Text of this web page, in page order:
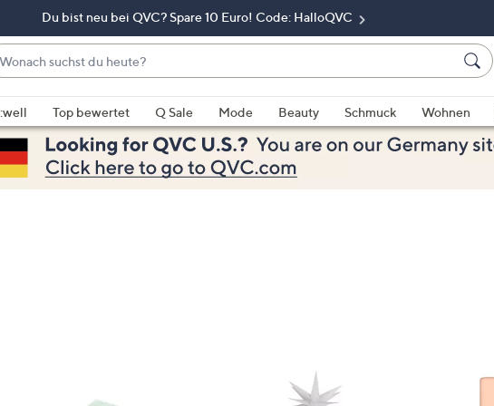
Du bist neu bei QVC? Spare 10 Euro! Code: HalloQVC
Top bewertet Q Sale Mode Beauty Schmuck Wohnen